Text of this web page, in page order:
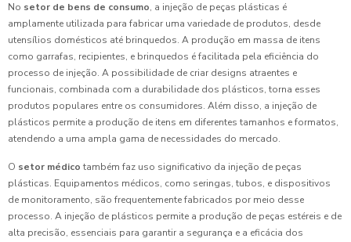
No setor de bens de consumo, a injeção de peças plásticas é
amplamente utilizada para fabricar uma variedade de produtos, desde
utensílios domésticos até brinquedos. A produção em massa de itens
como garrafas, recipientes, e brinquedos é facilitada pela eficiência do
processo de injeção. A possibilidade de criar designs atraentes e
funcionais, combinada com a durabilidade dos plásticos, torna esses
produtos populares entre os consumidores. Além disso, a injeção de
plásticos permite a produção de itens em diferentes tamanhos e formatos,
atendendo a uma ampla gama de necessidades do mercado.
O setor médico também faz uso significativo da injeção de peças
plásticas. Equipamentos médicos, como seringas, tubos, e dispositivos
de monitoramento, são frequentemente fabricados por meio desse
processo. A injeção de plásticos permite a produção de peças estéreis e de
alta precisão, essenciais para garantir a segurança e a eficácia dos